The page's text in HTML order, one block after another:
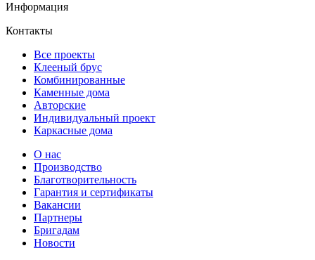
Информация
Контакты
Все проекты
Клееный брус
Комбинированные
Каменные дома
Авторские
Индивидуальный проект
Каркасные дома
О нас
Производство
Благотворительность
Гарантия и сертификаты
Вакансии
Партнеры
Бригадам
Новости